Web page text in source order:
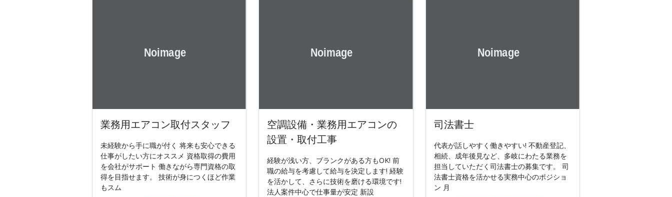
業務用エアコン取付スタッフ
未経験から手に職が付く 将来も安心できる
仕事がしたい方にオススメ 資格取得の費用
を会社がサポート 働きながら専門資格の取
得を目指せます。 技術が身につくほど作業
もスム
空調設備・業務用エアコンの
設置・取付工事
経験が浅い方、ブランクがある方もOK! 前
職の給与を考慮して給与を決定します! 経験
を活かして、さらに技術を磨ける環境です!
法人案件中心で仕事量が安定 新設
司法書士
代表が話しやすく働きやすい! 不動産登記、
相続、成年後見など、多岐にわたる業務を
担当していただく司法書士の募集です。 司
法書士資格を活かせる実務中心のポジショ
ン 月